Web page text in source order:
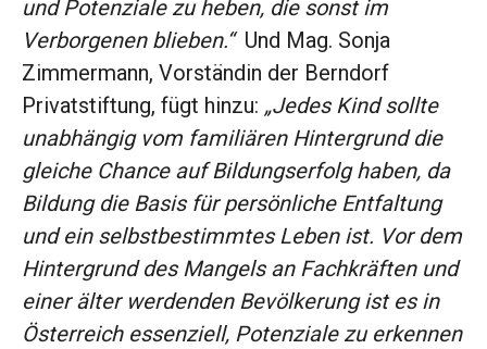
und Potenziale zu heben, die sonst im
Verborgenen blieben. Und Mag. Sonja
Zimmermann, Vorständin der Berndorf
Privatstiftung, fügt hinzu: Jedes Kind sollte
unabhängig vom familiären Hintergrund die
gleiche Chance auf Bildungserfolg haben, da
Bildung die Basis für persönliche Entfaltung
und ein selbstbestimmtes Leben ist. Vor dem
Hintergrund des Mangels an Fachkräften und
einer älter werdenden Bevölkerung ist es in
Österreich essenziell, Potenziale zu erkennen